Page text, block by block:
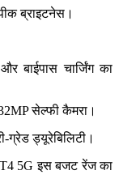
ब्राइटनेस।
बाईपास चार्जिंग का
सेल्फी कैमरा।
ग्रेड ड्यूरेबिलिटी।
T4 5G इस बजट रेंज का